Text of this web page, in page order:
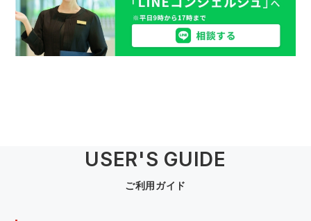
USER'S GUIDE
ご利用ガイド